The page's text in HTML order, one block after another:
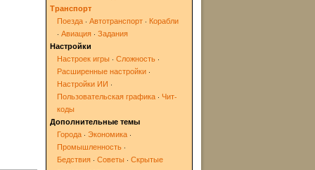
Транспорт
Поезда · Автотранспорт · Корабли
· Авиация · Задания
Настройки
Настроек игры · Сложность ·
Расширенные настройки ·
Настройки ИИ ·
Пользовательская графика · Чит-
коды
Дополнительные темы
Города · Экономика ·
Промышленность ·
Бедствия · Советы · Скрытые